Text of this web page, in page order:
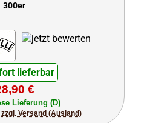
300er
lieferbar
€
Lieferung (D)
zzgl. Versand (Ausland)